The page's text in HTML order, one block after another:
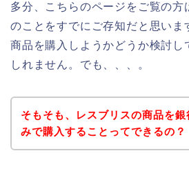
多分、こちらのページをご覧の方
のことをすでにご存知だと思いま
商品を購入しようかどうか検討し
しれません。でも、、、。
そもそも、レスブリスの商品を銀
みで購入することってできるの？